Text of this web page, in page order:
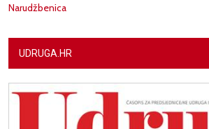
Narudžbenica
UDRUGA.HR